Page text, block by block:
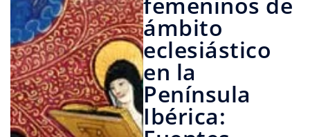
ámbito
eclesiástico
en la
Península
Ibérica: